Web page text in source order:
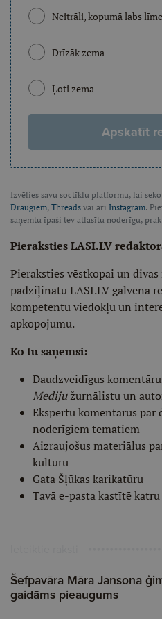
Neitrāli, kopumā labs
Drīzāk zema
Ļoti zema
Apskatīt
Izvēlies savu soctīklu platformu, lai
Draugiem, Threads vai arī Instagram.
saņemtu īpaši tev atlasītu noderīgu,
Pieraksties LASI.LV
Pieraksties vēstkopai un
padziļinātu LASI.LV galvenā
kompetentu viedokļu un
apkopojumu.
Ko tu saņemsi:
Daudzveidīgus
Medijužurnālistu un
Ekspertu komentārus par
noderīgiem tematiem
Aizraujošus materiālus
kultūru
Gata Šļūkas karikatūru
Tavā e-pasta kastītē
Šefpavāra Māra Jansona
gaidāms pieaugums